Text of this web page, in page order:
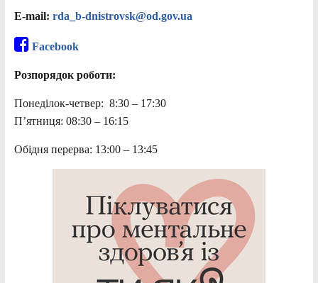
E-mail: rda_b-dnistrovsk@od.gov.ua
Facebook
Розпорядок роботи:
Понеділок-четвер: 8:30 – 17:30
П’ятниця: 08:30 – 16:15
Обідня перерва: 13:00 – 13:45